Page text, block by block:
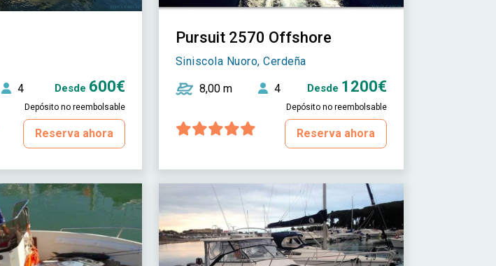
4 Desde 600€
Depósito no reembolsable
Reserva ahora
Pursuit 2570 Offshore
Siniscola Nuoro, Cerdeña
8,00 m 4 Desde 1200€
Depósito no reembolsable
Reserva ahora